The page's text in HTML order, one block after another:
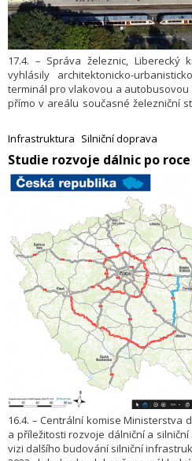
17.4. – Správa železnic, Liberecký
vyhlásily architektonicko-
terminál pro vlakovou a
přímo v areálu současné železniční
nejvhodnější architektonickou
zpracuje projektovou dokumentaci
Infrastruktura Silniční doprava
​Studie rozvoje dálnic po
16.4. – Centrální komise Ministerstva
a příležitosti rozvoje dálniční a
vizi dalšího budování silniční